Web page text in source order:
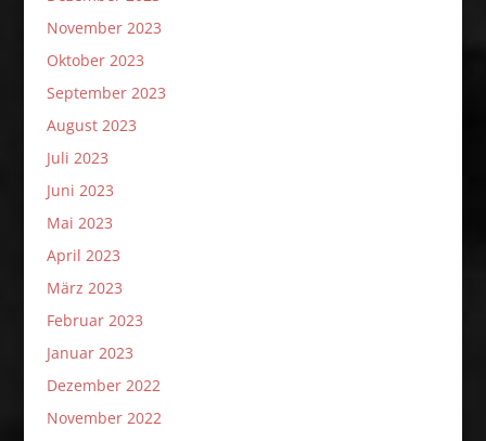
November 2023
Oktober 2023
September 2023
August 2023
Juli 2023
Juni 2023
Mai 2023
April 2023
März 2023
Februar 2023
Januar 2023
Dezember 2022
November 2022